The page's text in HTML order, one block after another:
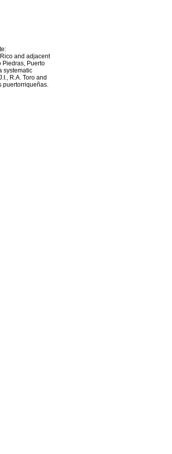
and adjacent
Piedras, Puerto
systematic
R.A. Toro and
puertorriqueñas.